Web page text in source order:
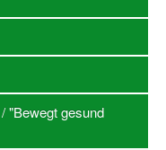
"Bewegt gesund